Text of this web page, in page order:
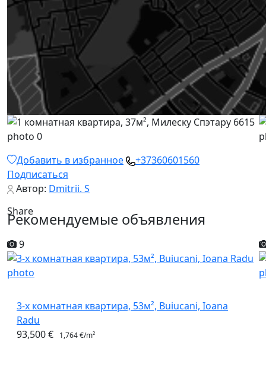
Добавить в избранное
+37360601560
Подписаться
Автор: Dmitrii. S
Share
Рекомендуемые объявления
9
3-х комнатная квартира, 53м², Buiucani, Ioana
Radu
93,500 €
1,764 €/m²